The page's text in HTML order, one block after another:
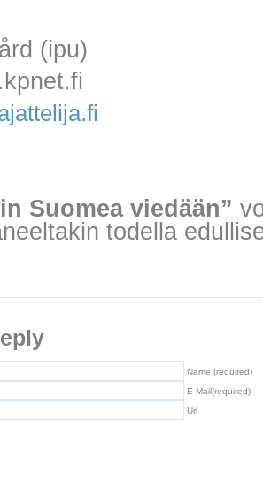
(ipu)
Suomea viedään”
todella
Name (required)
E-Mail(required)
Url